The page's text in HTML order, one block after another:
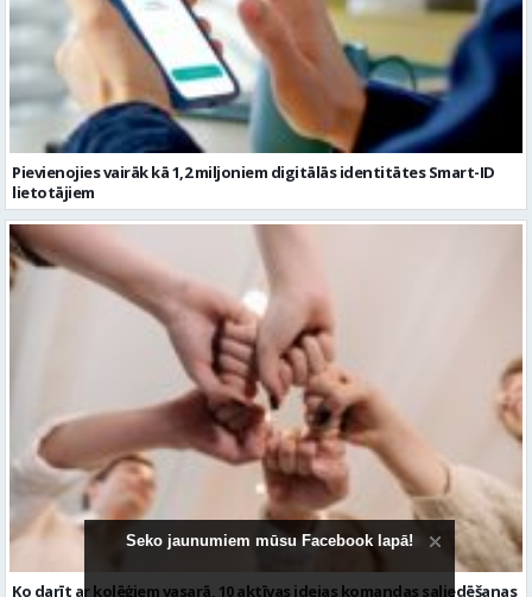
Pievienojies vairāk kā 1,2 miljoniem digitālās identitātes Smart-ID
lietotājiem
Ko darīt ar kolēģiem vasarā, 10 aktīvas idejas komandas saliedēšanas
Seko jaunumiem mūsu Facebook lapā!